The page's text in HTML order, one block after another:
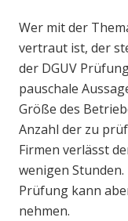
Wer mit der
vertraut ist, der
der DGUV
pauschale
Größe des
Anzahl der zu
Firmen verlässt
wenigen Stunden.
Prüfung kann
nehmen.